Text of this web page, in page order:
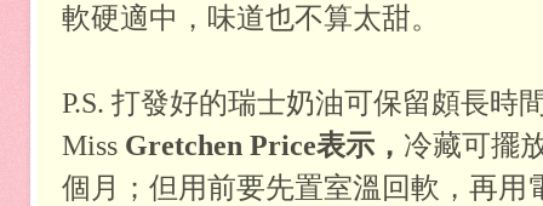
軟硬適中，味道也不算太甜。
P.S. 打發好的瑞士奶油可保留頗長時
Miss Gretchen Price表示， 冷藏可擺
個月；但用前要先置室溫回軟，再用